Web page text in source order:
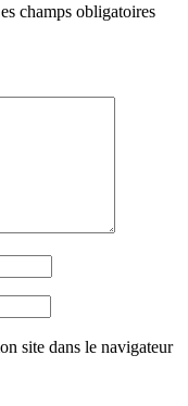
champs obligatoires
site dans le navigateur